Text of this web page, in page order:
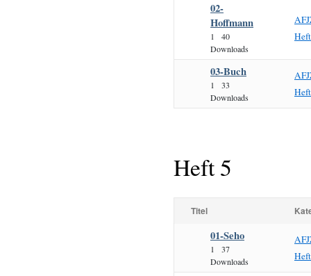
02-
Hoffmann
1
40
Downloads
03-Buch
1
33
Downloads
Heft 5
Titel
01-Seho
1
37
Downloads